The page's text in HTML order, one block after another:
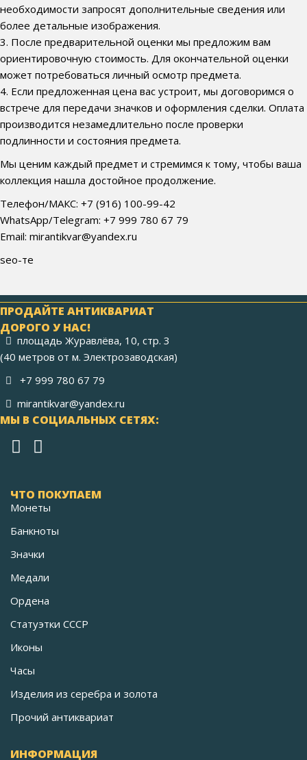
необходимости запросят дополнительные сведения или
более детальные изображения.
3. После предварительной оценки мы предложим вам
ориентировочную стоимость. Для окончательной оценки
может потребоваться личный осмотр предмета.
4. Если предложенная цена вас устроит, мы договоримся о
встрече для передачи значков и оформления сделки. Оплата
производится незамедлительно после проверки
подлинности и состояния предмета.
Мы ценим каждый предмет и стремимся к тому, чтобы ваша
коллекция нашла достойное продолжение.
Телефон/МАКС: +7 (916) 100-99-42
WhatsApp/Telegram: +7 999 780 67 79
Email: mirantikvar@yandex.ru
seo-те
ПРОДАЙТЕ АНТИКВАРИАТ
ДОРОГО У НАС!
площадь Журавлёва, 10, стр. 3
(40 метров от м. Электрозаводская)
+7 999 780 67 79
mirantikvar@yandex.ru
МЫ В СОЦИАЛЬНЫХ СЕТЯХ:
ЧТО ПОКУПАЕМ
Монеты
Банкноты
Значки
Медали
Ордена
Статуэтки СССР
Иконы
Часы
Изделия из серебра и золота
Прочий антиквариат
ИНФОРМАЦИЯ